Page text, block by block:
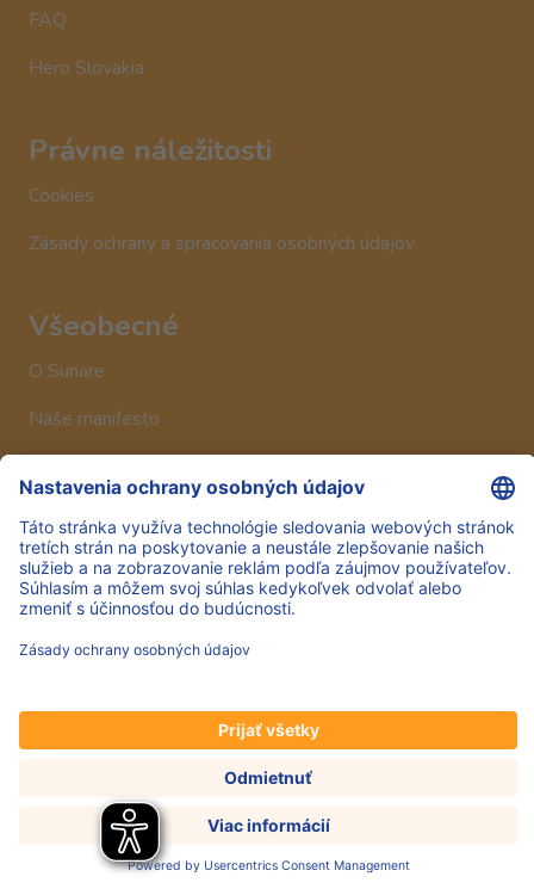
FAQ
Hero Slovakia
Právne náležitosti
Cookies
Zásady ochrany a spracovania osobných údajov
Všeobecné
O Sunare
Naše manifesto
Sledujte nás
Copyright © Hero 2025